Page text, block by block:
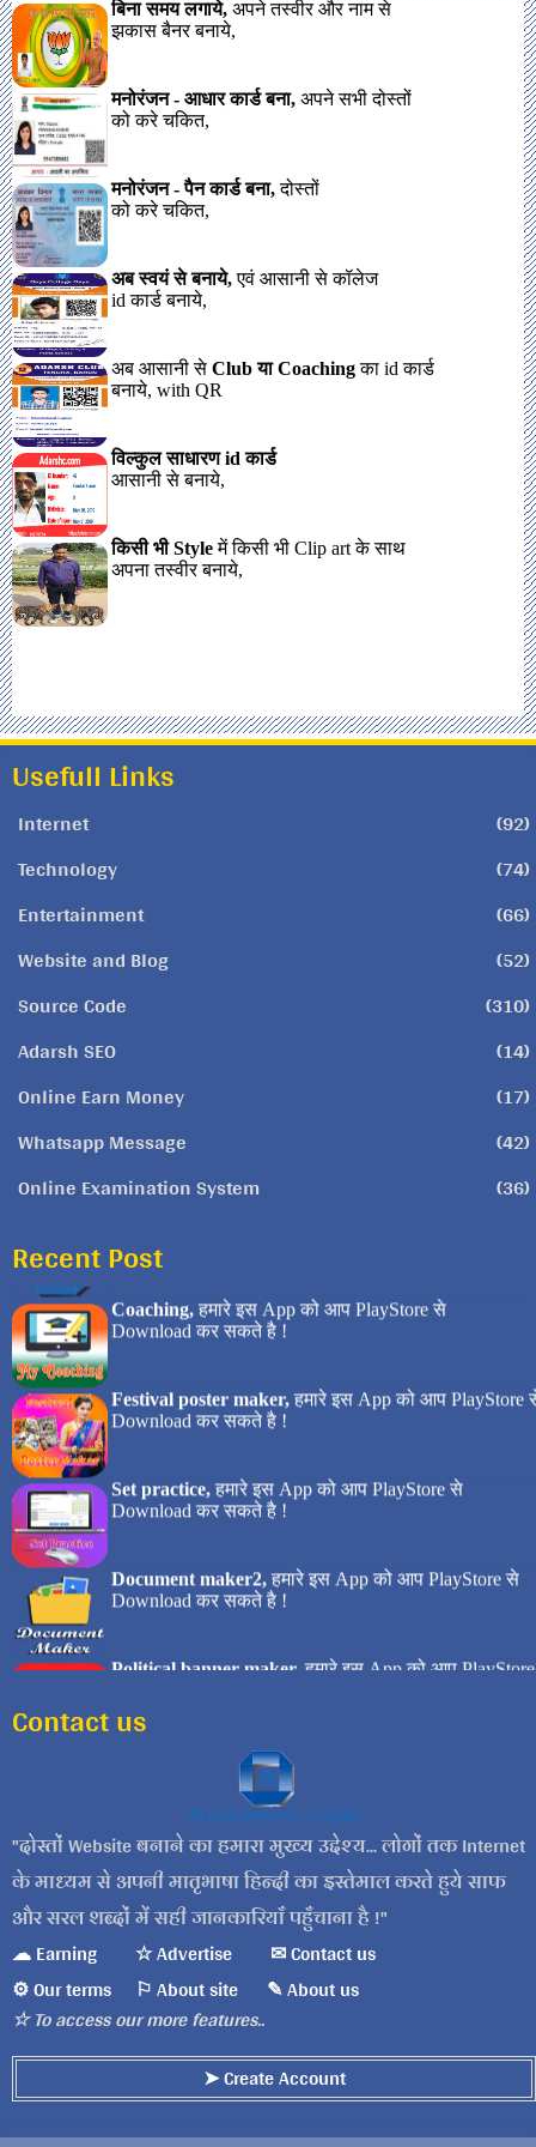
Usefull Links
Internet
(92)
Technology
(74)
Entertainment
(66)
Website and Blog
(52)
Source Code
(310)
Adarsh SEO
(14)
Online Earn Money
(17)
Whatsapp Message
(42)
Online Examination System
(36)
Recent Post
Contact us
दोस्तों Website बनाने का हमारा मुख्य उद्देश्य... लोगों तक Internet
के माध्यम से अपनी मातृभाषा हिन्दी का इस्तेमाल करते हुये साफ
और सरल शब्दों में सही जानकारियाँ पहुँचाना है !
☁ Earning
☆ Advertise
✉ Contact us
⚙ Our terms
⚐ About site
✎ About us
☆ To access our more features..
➤ Create Account